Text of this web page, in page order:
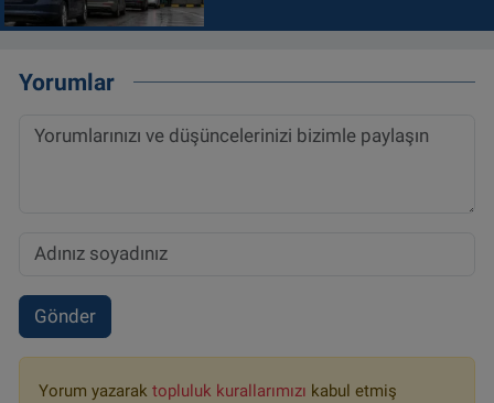
Yorumlar
Gönder
Yorum yazarak topluluk kurallarımızı kabul etmiş